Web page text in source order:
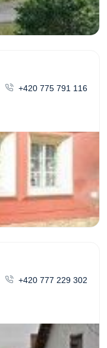
+420 775 791 116
+420 777 229 302